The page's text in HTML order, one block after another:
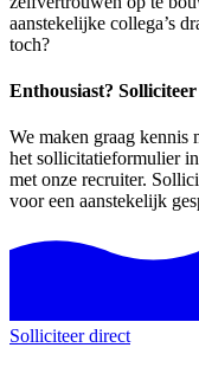
aanstekelijke collega’s
toch?
Enthousiast?
We maken graag
het sollicitatieformulier
met onze recruiter.
voor een aanstekelijk
Solliciteer direct